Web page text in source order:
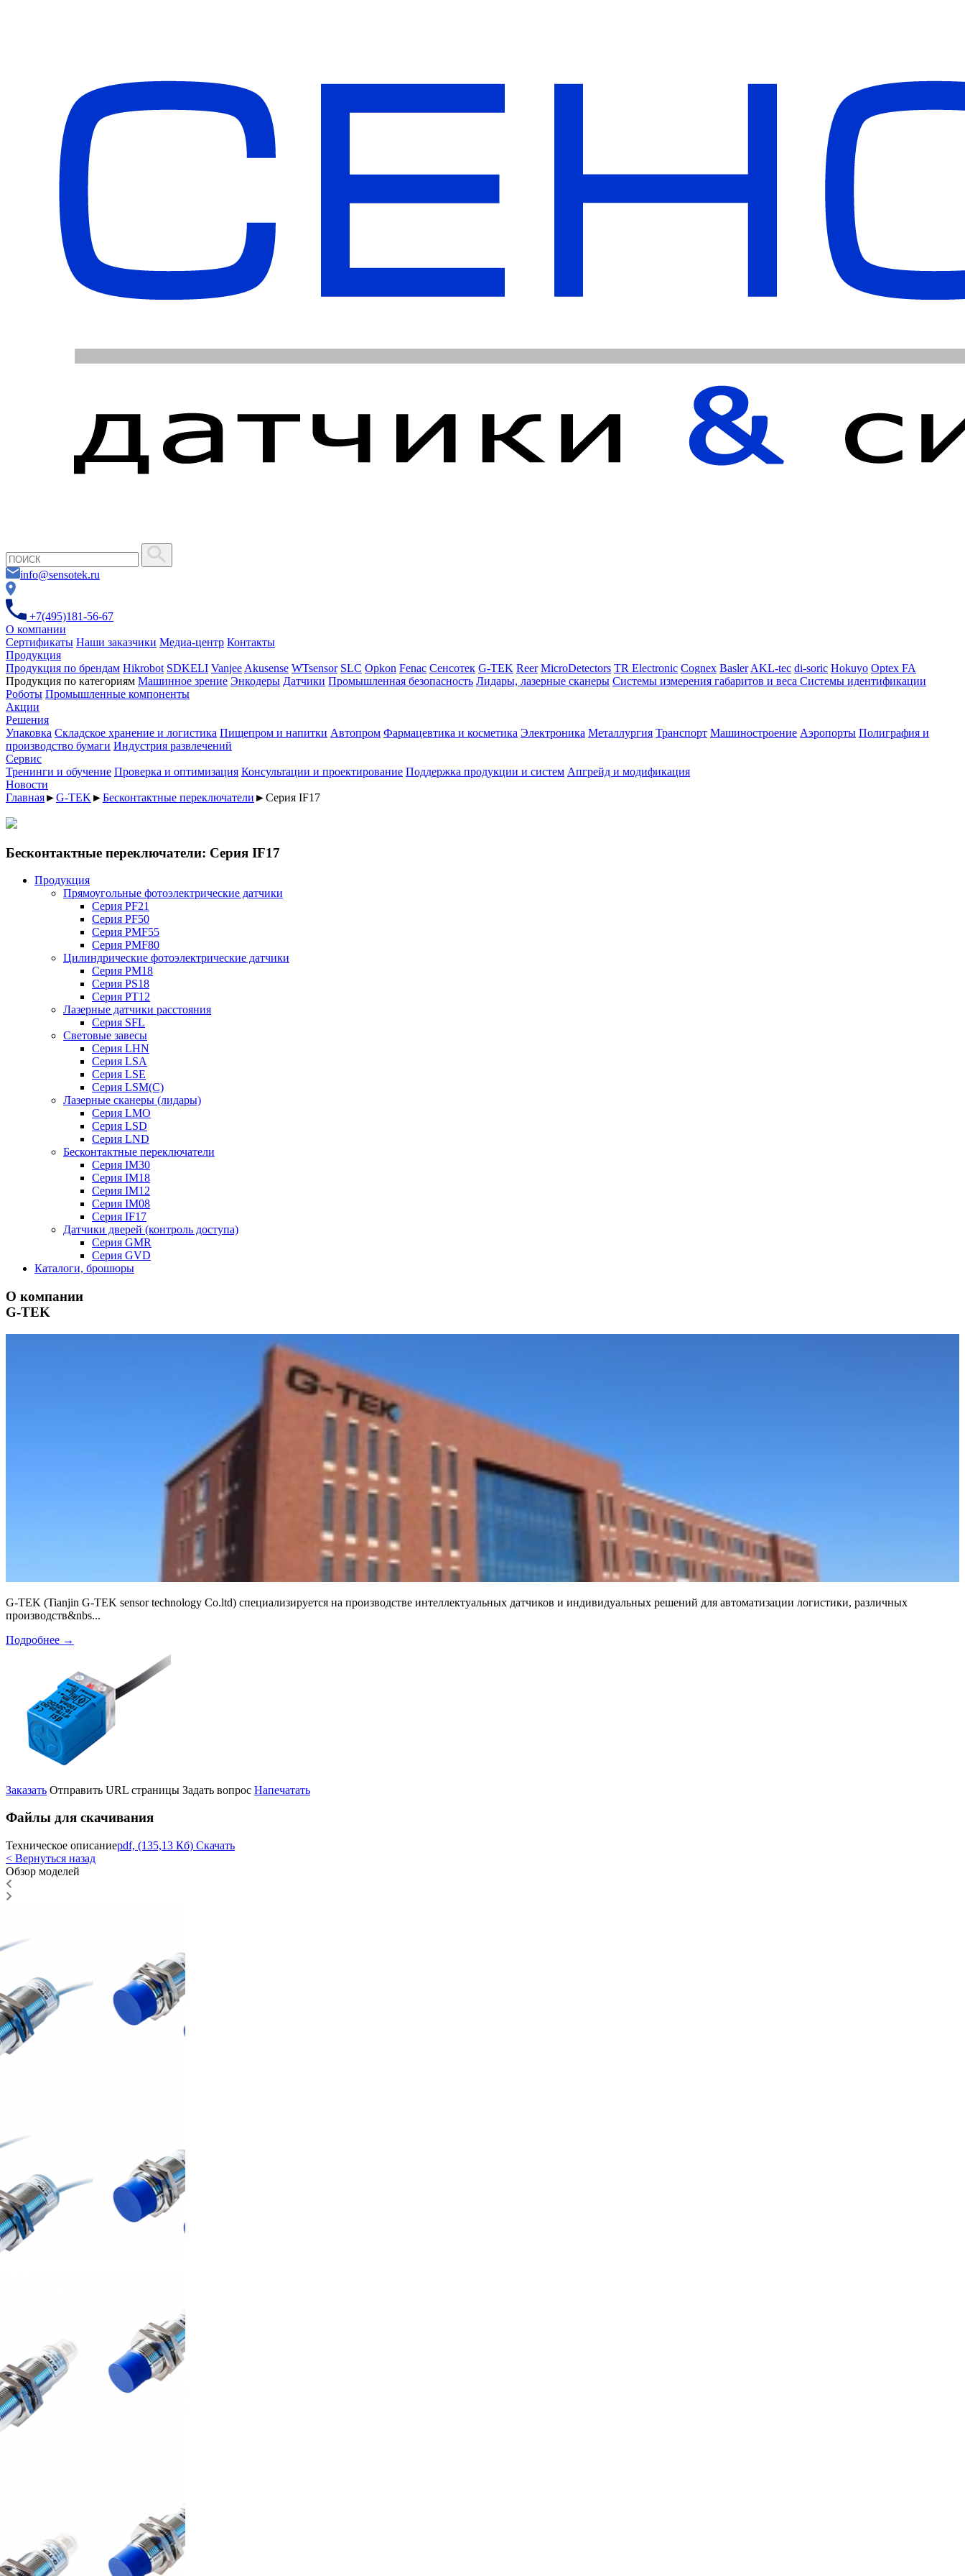
info@sensotek.ru
+7(495)181-56-67
О компании
Сертификаты Наши заказчики Медиа-центр Контакты
Продукция
Продукция по брендам Hikrobot SDKELI Vanjee Akusense WTsensor SLC Opkon Fenac Сенсотек G-TEK Reer MicroDetectors TR Electronic Cognex Basler AKL-tec di-soric Hokuyo Optex FA
Продукция по категориям Машинное зрение Энкодеры Датчики Промышленная безопасность Лидары, лазерные сканеры Системы измерения габаритов и веса Системы идентификации
Роботы Промышленные компоненты
Акции
Решения
Упаковка Складское хранение и логистика Пищепром и напитки Автопром Фармацевтика и косметика Электроника Металлургия Транспорт Машиностроение Аэропорты Полиграфия и
производство бумаги Индустрия развлечений
Сервис
Тренинги и обучение Проверка и оптимизация Консультации и проектирование Поддержка продукции и систем Апгрейд и модификация
Новости
Главная►G-TEK ►Бесконтактные переключатели ►Серия IF17
Бесконтактные переключатели: Серия IF17
Продукция
Прямоугольные фотоэлектрические датчики
Серия PF21
Серия PF50
Серия PMF55
Серия PMF80
Цилиндрические фотоэлектрические датчики
Серия PM18
Серия PS18
Серия PT12
Лазерные датчики расстояния
Серия SFL
Световые завесы
Cерия LHN
Серия LSA
Серия LSE
Серия LSM(C)
Лазерные сканеры (лидары)
Серия LMO
Серия LSD
Серия LND
Бесконтактные переключатели
Серия IM30
Серия IM18
Серия IM12
Серия IM08
Серия IF17
Датчики дверей (контроль доступа)
Серия GMR
Серия GVD
Каталоги, брошюры
О компании
G-TEK
G-TEK (Tianjin G-TEK sensor technology Сo.ltd) специализируется на производстве интеллектуальных датчиков и индивидуальных решений для автоматизации логистики, различных
производств&nbs...
Подробнее →
Заказать Отправить URL страницы Задать вопрос Напечатать
Файлы для скачивания
Техническое описаниеpdf, (135,13 Кб) Скачать
< Вернуться назад
Обзор моделей